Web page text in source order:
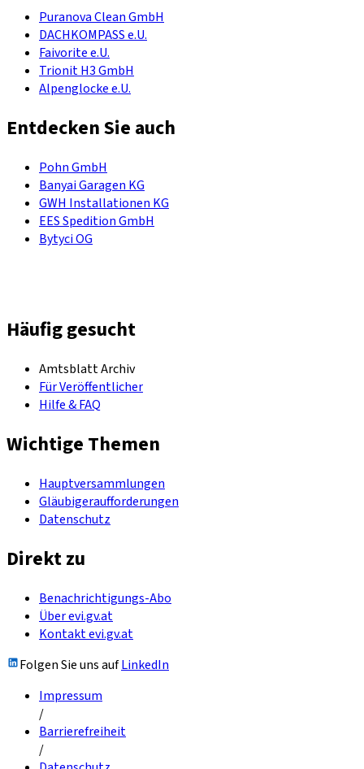
Puranova Clean GmbH
DACHKOMPASS e.U.
Faivorite e.U.
Trionit H3 GmbH
Alpenglocke e.U.
Entdecken Sie auch
Pohn GmbH
Banyai Garagen KG
GWH Installationen KG
EES Spedition GmbH
Bytyci OG
Häufig gesucht
Amtsblatt Archiv
Für Veröffentlicher
Hilfe & FAQ
Wichtige Themen
Hauptversammlungen
Gläubigeraufforderungen
Datenschutz
Direkt zu
Benachrichtigungs-Abo
Über evi.gv.at
Kontakt evi.gv.at
Folgen Sie uns aufLinkedIn
Impressum
/
Barrierefreiheit
/